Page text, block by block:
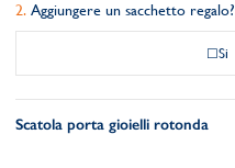
Aggiungere un sacchetto regalo?
Si
Scatola porta gioielli rotonda